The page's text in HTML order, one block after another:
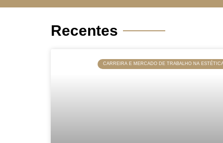
Recentes
CARREIRA E MERCADO DE TRABALHO NA